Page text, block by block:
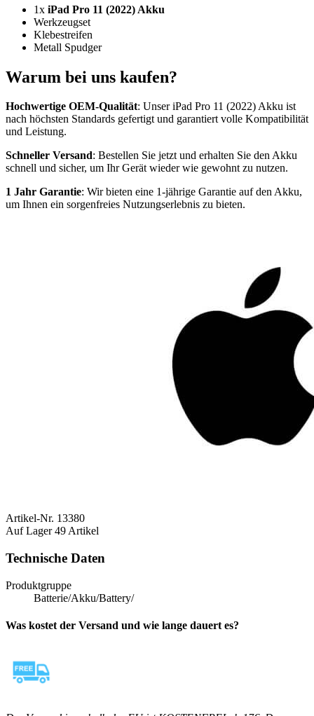
1x iPad Pro 11 (2022) Akku
Werkzeugset
Klebestreifen
Metall Spudger
Warum bei uns kaufen?
Hochwertige OEM-Qualität: Unser iPad Pro 11 (2022) Akku ist
nach höchsten Standards gefertigt und garantiert volle Kompatibilität
und Leistung.
Schneller Versand: Bestellen Sie jetzt und erhalten Sie den Akku
schnell und sicher, um Ihr Gerät wieder wie gewohnt zu nutzen.
1 Jahr Garantie: Wir bieten eine 1-jährige Garantie auf den Akku,
um Ihnen ein sorgenfreies Nutzungserlebnis zu bieten.
Artikel-Nr. 13380
Auf Lager 49 Artikel
Technische Daten
Produktgruppe
Batterie/Akku/Battery/
Was kostet der Versand und wie lange dauert es?